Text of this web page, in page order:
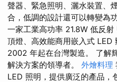
聲器、緊急照明、灑水裝置、
合，低調的設計還可以轉變為
一家工業高功率 21.8W 低反
頂燈、高效能商用嵌入式 LED
2002 年起在台灣製造。 了解
解決方案的領導者。 外燴料理
LED 照明，提供廣泛的產品，